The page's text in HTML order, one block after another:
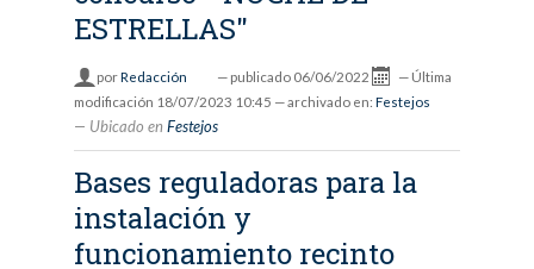
ESTRELLAS"
porRedacción — publicado 06/06/2022 — Última
modificación 18/07/2023 10:45 — archivado en: Festejos
Ubicado en Festejos
Bases reguladoras para la
instalación y
funcionamiento recinto